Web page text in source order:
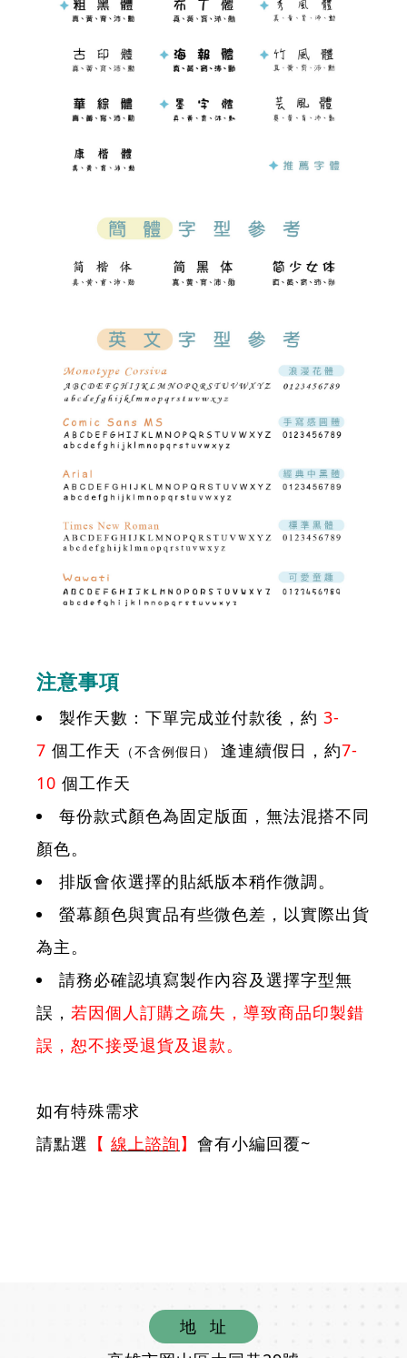
注意事項
製作天數：下單完成並付款後，約 3-
7 個工作天 （不含例假日） 逢連續假日，約7-
10 個工作天
每份款式顏色為固定版面，無法混搭不同
顏色。
排版會依選擇的貼紙版本稍作微調。
螢幕顏色與實品有些微色差，以實際出貨
為主。
請務必確認填寫製作內容及選擇字型無
誤， 若因個人訂購之疏失，導致商品印製錯
誤，恕不接受退貨及退款。
如有特殊需求
請點選 【 線上諮詢】 會有小編回覆~
地
址